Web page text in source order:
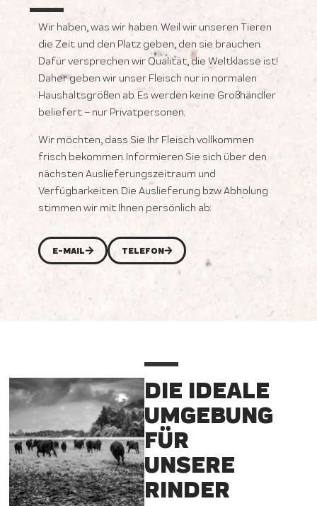
Wir haben, was wir haben. Weil wir unseren Tieren
die Zeit und den Platz geben, den sie brauchen.
Dafür versprechen wir Qualität, die Weltklasse ist!
Daher geben wir unser Fleisch nur in normalen
Haushaltsgrößen ab. Es werden keine Großhändler
beliefert – nur Privatpersonen.
Wir möchten, dass Sie Ihr Fleisch vollkommen
frisch bekommen. Informieren Sie sich über den
nächsten Auslieferungszeitraum und
Verfügbarkeiten. Die Auslieferung bzw. Abholung
stimmen wir mit Ihnen persönlich ab:
E-MAIL TELEFON
DIE IDEALE
UMGEBUNG
FÜR
UNSERE
RINDER